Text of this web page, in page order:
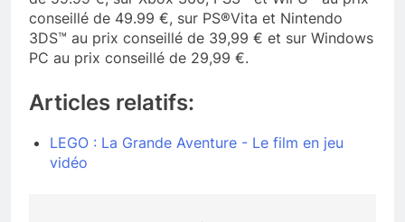
conseillé de 49.99 €, sur PS®Vita et Nintendo
3DS™ au prix conseillé de 39,99 € et sur Windows
PC au prix conseillé de 29,99 €.
Articles relatifs:
LEGO : La Grande Aventure - Le film en jeu
vidéo